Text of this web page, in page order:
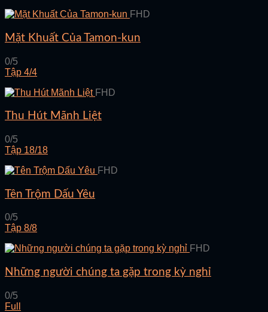
FHD
Mặt Khuất Của Tamon-kun
0/5
Tập 4/4
FHD
Thu Hút Mãnh Liệt
0/5
Tập 18/18
FHD
Tên Trộm Dấu Yêu
0/5
Tập 8/8
FHD
Những người chúng ta gặp trong kỳ nghỉ
0/5
Full